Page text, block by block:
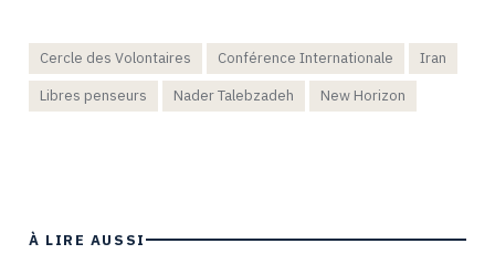
Cercle des Volontaires Conférence Internationale
Iran
Libres penseurs
Nader Talebzadeh New Horizon
À LIRE AUSSI